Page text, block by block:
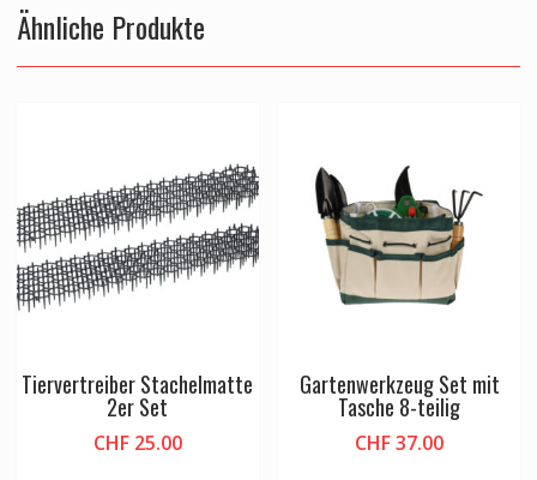
Ähnliche Produkte
Tiervertreiber Stachelmatte
2er Set
CHF25.00
Gartenwerkzeug Set mit
Tasche 8-teilig
CHF37.00